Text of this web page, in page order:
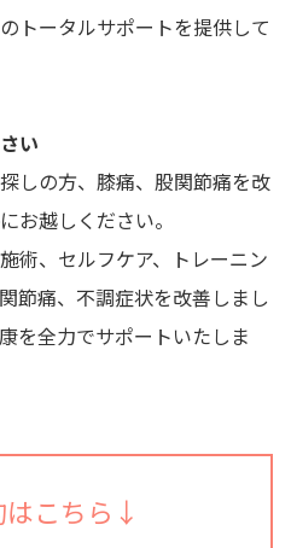
トータルサポートを提供して
い
しの方、膝痛、股関節痛を改
お越しください。
術、セルフケア、トレーニン
節痛、不調症状を改善しまし
を全力でサポートいたしま
こちら↓